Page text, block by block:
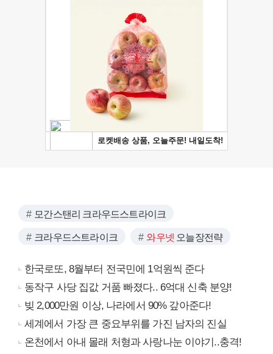
모간스탠리 크라우드스트라이크
크라우드스트라이크 와우넷 오늘장전략
한국로또, 8월부터 전국민에 1억원씩 준다
동작구 사당 집값 거품 빠졌다.. 6억대 신축 분양!
빚 2,000만원 이상, 나라에서 90% 갚아준다!
세계에서 가장 큰 중요부위를 가진 남자의 진실
온천에서 아내 몰래 처형과 사랑나눈 이야기..충격!